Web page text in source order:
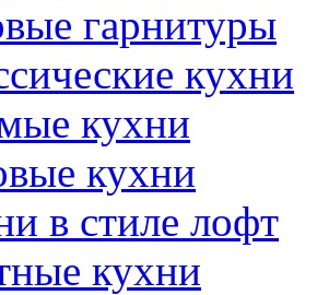
гарнитуры
кухни
кухни
кухни
в стиле лофт
кухни